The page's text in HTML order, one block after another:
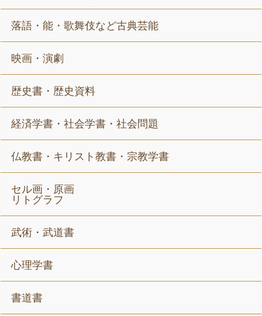
落語・能・歌舞伎など古典芸能
映画・演劇
歴史書・歴史資料
経済学書・社会学書・社会問題
仏教書・キリスト教書・宗教学書
セル画・原画
リトグラフ
武術・武道書
心理学書
書道書